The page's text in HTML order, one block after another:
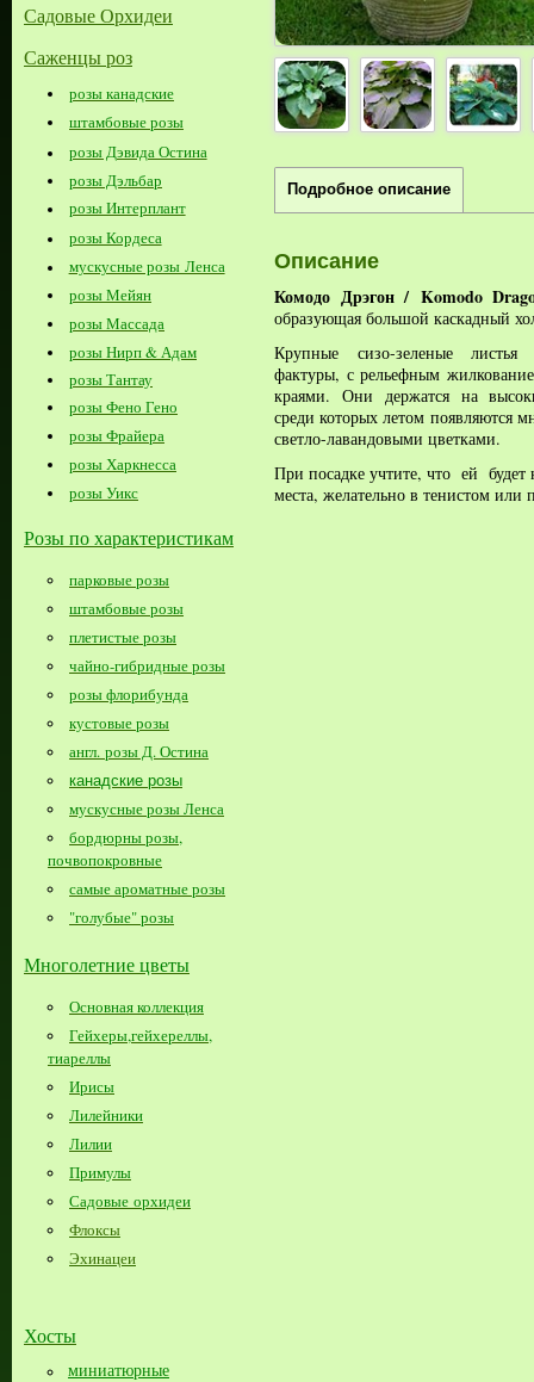
Садовые Орхидеи
Саженцы роз
розы канадские
штамбовые розы
розы Дэвида Остина
розы Дэльбар
розы Интерплант
розы Кордеса
мускусные розы Ленса
розы Мейян
розы Массада
розы Нирп & Адам
розы Тантау
розы Фено Гено
розы Фрайера
розы Харкнесса
розы Уикс
Розы по характеристикам
парковые розы
штамбовые розы
плетистые розы
чайно-гибридные розы
розы флорибунда
кустовые розы
англ. розы Д. Остина
канадские розы
мускусные розы Ленса
бордюрны розы,
почвопокровные
самые ароматные розы
"голубые" розы
Многолетние цветы
Основная коллекция
Гейхеры,гейхереллы,
тиареллы
Ирисы
Лилейники
Лилии
Примулы
Садовые орхидеи
Флоксы
Эхинацеи
Хосты
миниатюрные
Подробное описание
Описание
Комодо Дрэгон/ Komodo
образующая большой каскадный
Крупные сизо-зеленые листья
фактуры, с рельефным
краями.Они держатся на
среди которых летом появляются
светло-лавандовыми цветками.
При посадке учтите, что ей будет
места, желательно в тенистом или